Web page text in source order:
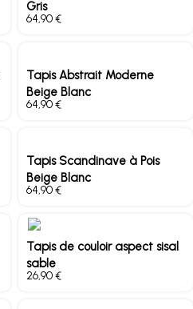
Gris
€
Tapis Abstrait Moderne
Beige Blanc
€
Tapis Scandinave à Pois
Beige Blanc
€
Tapis de couloir aspect sisal
sable
€